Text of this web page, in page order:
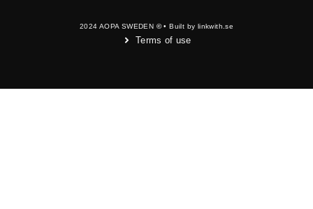
2024 AOPA SWEDEN ©• Built by linkwith.se
Terms of use